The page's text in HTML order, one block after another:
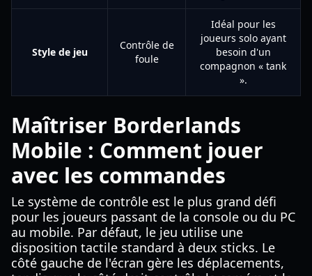
Style de jeu
Contrôle de
foule
Idéal pour les
joueurs solo ayant
besoin d'un
compagnon « tank
».
Maîtriser Borderlands
Mobile : Comment jouer
avec les commandes
Le système de contrôle est le plus grand défi
pour les joueurs passant de la console ou du PC
au mobile. Par défaut, le jeu utilise une
disposition tactile standard à deux sticks. Le
côté gauche de l'écran gère les déplacements,